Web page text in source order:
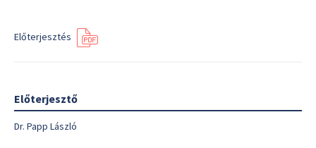
Előterjesztés
Előterjesztő
Dr. Papp László